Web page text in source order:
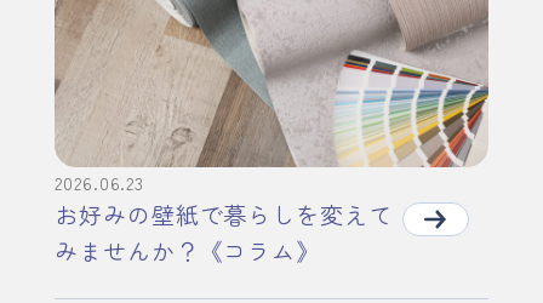
2026.06.23
お好みの壁紙で暮らしを変えて
みませんか？《コラム》